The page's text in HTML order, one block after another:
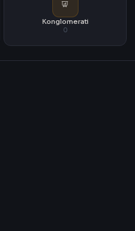
Konglomerati
0